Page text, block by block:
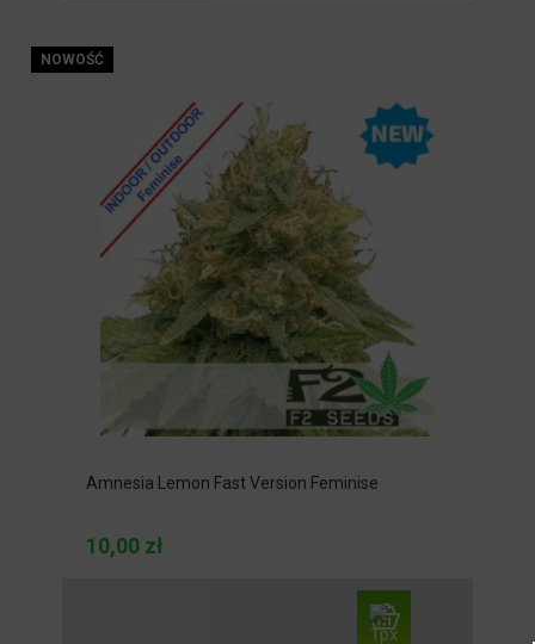
Amnesia Lemon Fast Version Feminise
10,00 zł
NOWOŚĆ